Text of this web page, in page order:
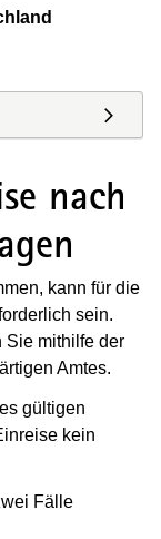
nach
kann für die
sein.
Sie mithilfe der
Amtes.
gültigen
kein
Fälle